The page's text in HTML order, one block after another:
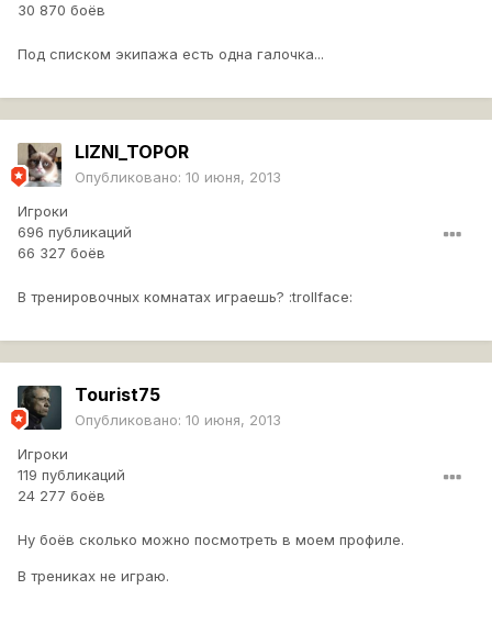
30 870 боёв
Под списком экипажа есть одна галочка...
LIZNI_TOPOR
Опубликовано: 10 июня, 2013
Игроки
696 публикаций
66 327 боёв
В тренировочных комнатах играешь? :trollface:
Tourist75
Опубликовано: 10 июня, 2013
Игроки
119 публикаций
24 277 боёв
Ну боёв сколько можно посмотреть в моем профиле.
В трениках не играю.